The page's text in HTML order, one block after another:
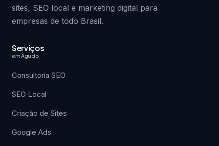
sites, SEO local e marketing digital para
empresas de todo Brasil.
Serviços
em Agudo
Consultoria SEO
SEO Local
Criação de Sites
Google Ads